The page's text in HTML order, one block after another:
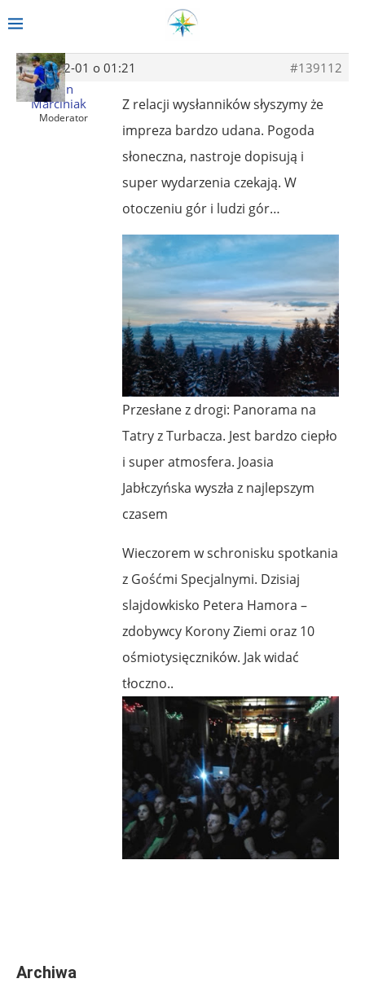
2014-02-01 o 01:21
#139112
Albin
Marciniak
Moderator
Z relacji wysłanników słyszymy że
impreza bardzo udana. Pogoda
słoneczna, nastroje dopisują i
super wydarzenia czekają. W
otoczeniu gór i ludzi gór…
Przesłane z drogi: Panorama na
Tatry z Turbacza. Jest bardzo ciepło
i super atmosfera. Joasia
Jabłczyńska wyszła z najlepszym
czasem
Wieczorem w schronisku spotkania
z Gośćmi Specjalnymi. Dzisiaj
slajdowkisko Petera Hamora –
zdobywcy Korony Ziemi oraz 10
ośmiotysięczników. Jak widać
tłoczno..
Archiwa